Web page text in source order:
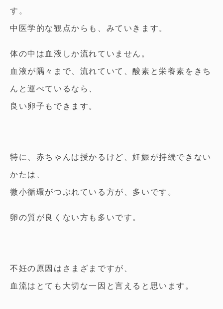
す。
中医学的な観点からも、みていきます。
体の中は血液しか流れていません。
血液が隅々まで、流れていて、酸素と栄養素をきち
んと運べているなら、
良い卵子もできます。
特に、赤ちゃんは授かるけど、妊娠が持続できない
かたは、
微小循環がつぶれている方が、多いです。
卵の質が良くない方も多いです。
不妊の原因はさまざまですが、
血流はとても大切な一因と言えると思います。